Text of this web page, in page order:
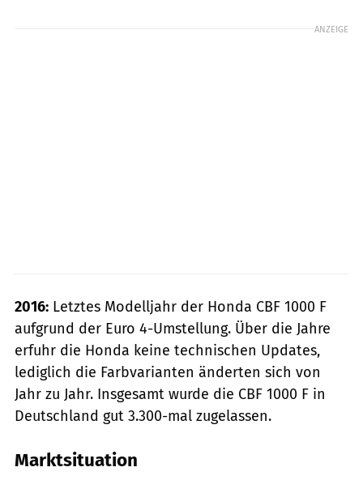
ANZEIGE
2016: Letztes Modelljahr der Honda CBF 1000 F
aufgrund der Euro 4-Umstellung. Über die Jahre
erfuhr die Honda keine technischen Updates,
lediglich die Farbvarianten änderten sich von
Jahr zu Jahr. Insgesamt wurde die CBF 1000 F in
Deutschland gut 3.300-mal zugelassen.
Marktsituation